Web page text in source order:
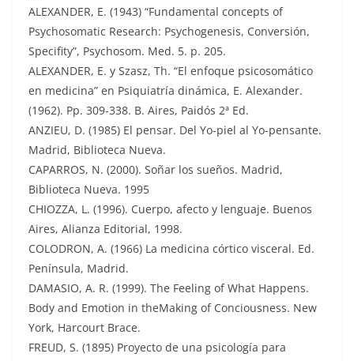
ALEXANDER, E. (1943) “Fundamental concepts of
Psychosomatic Research: Psychogenesis, Conversión,
Specifity”, Psychosom. Med. 5. p. 205.
ALEXANDER, E. y Szasz, Th. “El enfoque psicosomático
en medicina” en Psiquiatría dinámica, E. Alexander.
(1962). Pp. 309-338. B. Aires, Paidós 2ª Ed.
ANZIEU, D. (1985) El pensar. Del Yo-piel al Yo-pensante.
Madrid, Biblioteca Nueva.
CAPARROS, N. (2000). Soñar los sueños. Madrid,
Biblioteca Nueva. 1995
CHIOZZA, L. (1996). Cuerpo, afecto y lenguaje. Buenos
Aires, Alianza Editorial, 1998.
COLODRON, A. (1966) La medicina córtico visceral. Ed.
Península, Madrid.
DAMASIO, A. R. (1999). The Feeling of What Happens.
Body and Emotion in theMaking of Conciousness. New
York, Harcourt Brace.
FREUD, S. (1895) Proyecto de una psicología para